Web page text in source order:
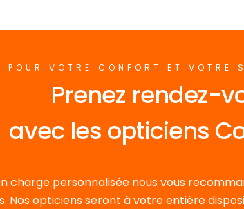
POUR VOTRE CONFORT ET VOTRE
Prenez rendez-
avec les opticiens
charge personnalisée nous vous
Nos opticiens seront à votre entière